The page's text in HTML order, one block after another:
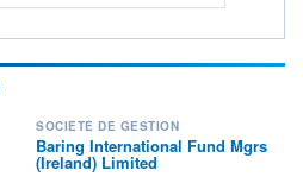
SOCIÉTÉ DE GESTION
Baring International Fund Mgrs
(Ireland) Limited